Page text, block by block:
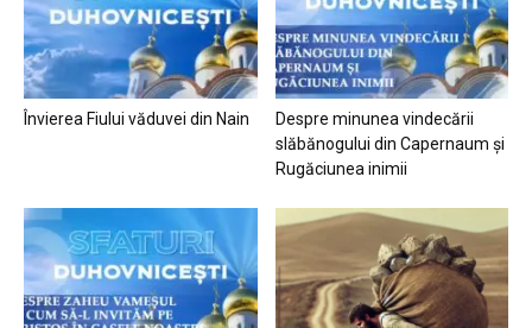
Învierea Fiului văduvei din Nain
Despre minunea vindecării
slăbănogului din Capernaum și
Rugăciunea inimii